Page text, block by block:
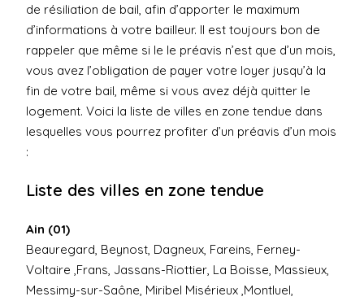
de résiliation de bail, afin d’apporter le maximum
d’informations à votre bailleur. Il est toujours bon de
rappeler que même si le le préavis n’est que d’un mois,
vous avez l’obligation de payer votre loyer jusqu’à la
fin de votre bail, même si vous avez déjà quitter le
logement. Voici la liste de villes en zone tendue dans
lesquelles vous pourrez profiter d’un préavis d’un mois
:
Liste des villes en zone tendue
Ain (01)
Beauregard, Beynost, Dagneux, Fareins, Ferney-
Voltaire ,Frans, Jassans-Riottier, La Boisse, Massieux,
Messimy-sur-Saône, Miribel Misérieux ,Montluel,